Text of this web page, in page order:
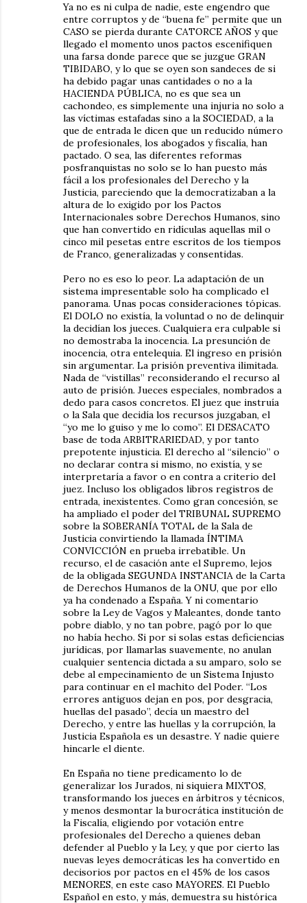
Ya no es ni culpa de nadie, este engendro que
entre corruptos y de “buena fe” permite que un
CASO se pierda durante CATORCE AÑOS y que
llegado el momento unos pactos escenifiquen
una farsa donde parece que se juzgue GRAN
TIBIDABO, y lo que se oyen son sandeces de si
ha debido pagar unas cantidades o no a la
HACIENDA PÚBLICA, no es que sea un
cachondeo, es simplemente una injuria no solo a
las víctimas estafadas sino a la SOCIEDAD, a la
que de entrada le dicen que un reducido número
de profesionales, los abogados y fiscalía, han
pactado. O sea, las diferentes reformas
posfranquistas no solo se lo han puesto más
fácil a los profesionales del Derecho y la
Justicia, pareciendo que la democratizaban a la
altura de lo exigido por los Pactos
Internacionales sobre Derechos Humanos, sino
que han convertido en ridículas aquellas mil o
cinco mil pesetas entre escritos de los tiempos
de Franco, generalizadas y consentidas.
Pero no es eso lo peor. La adaptación de un
sistema impresentable solo ha complicado el
panorama. Unas pocas consideraciones tópicas.
El DOLO no existía, la voluntad o no de delinquir
la decidían los jueces. Cualquiera era culpable si
no demostraba la inocencia. La presunción de
inocencia, otra entelequia. El ingreso en prisión
sin argumentar. La prisión preventiva ilimitada.
Nada de “vistillas” reconsiderando el recurso al
auto de prisión. Jueces especiales, nombrados a
dedo para casos concretos. El juez que instruía
o la Sala que decidía los recursos juzgaban, el
“yo me lo guiso y me lo como”. El DESACATO
base de toda ARBITRARIEDAD, y por tanto
prepotente injusticia. El derecho al “silencio” o
no declarar contra si mismo, no existía, y se
interpretaría a favor o en contra a criterio del
juez. Incluso los obligados libros registros de
entrada, inexistentes. Como gran concesión, se
ha ampliado el poder del TRIBUNAL SUPREMO
sobre la SOBERANÍA TOTAL de la Sala de
Justicia convirtiendo la llamada ÍNTIMA
CONVICCIÓN en prueba irrebatible. Un
recurso, el de casación ante el Supremo, lejos
de la obligada SEGUNDA INSTANCIA de la Carta
de Derechos Humanos de la ONU, que por ello
ya ha condenado a España. Y ni comentario
sobre la Ley de Vagos y Maleantes, donde tanto
pobre diablo, y no tan pobre, pagó por lo que
no había hecho. Si por si solas estas deficiencias
jurídicas, por llamarlas suavemente, no anulan
cualquier sentencia dictada a su amparo, solo se
debe al empecinamiento de un Sistema Injusto
para continuar en el machito del Poder. “Los
errores antiguos dejan en pos, por desgracia,
huellas del pasado”, decía un maestro del
Derecho, y entre las huellas y la corrupción, la
Justicia Española es un desastre. Y nadie quiere
hincarle el diente.
En España no tiene predicamento lo de
generalizar los Jurados, ni siquiera MIXTOS,
transformando los jueces en árbitros y técnicos,
y menos desmontar la burocrática institución de
la Fiscalía, eligiendo por votación entre
profesionales del Derecho a quienes deban
defender al Pueblo y la Ley, y que por cierto las
nuevas leyes democráticas les ha convertido en
decisorios por pactos en el 45% de los casos
MENORES, en este caso MAYORES. El Pueblo
Español en esto, y más, demuestra su histórica